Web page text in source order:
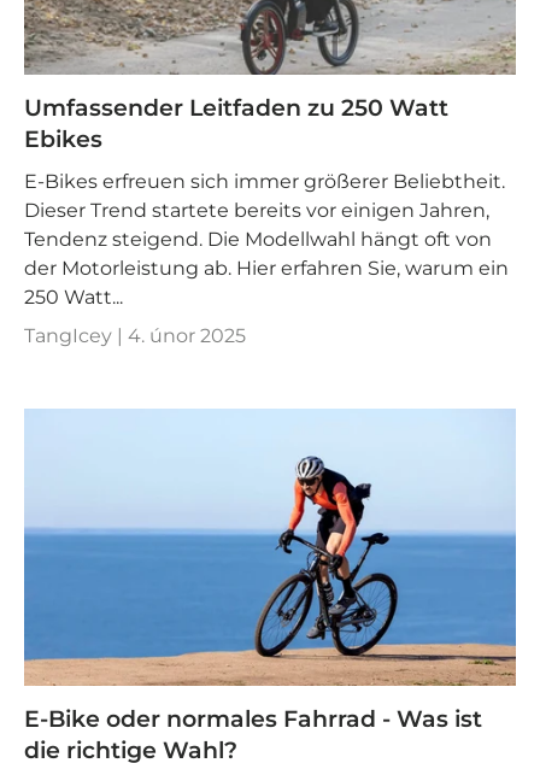
Umfassender Leitfaden zu 250 Watt
Ebikes
E-Bikes erfreuen sich immer größerer Beliebtheit.
Dieser Trend startete bereits vor einigen Jahren,
Tendenz steigend. Die Modellwahl hängt oft von
der Motorleistung ab. Hier erfahren Sie, warum ein
250 Watt...
TangIcey | 4. únor 2025
E-Bike oder normales Fahrrad - Was ist
die richtige Wahl?